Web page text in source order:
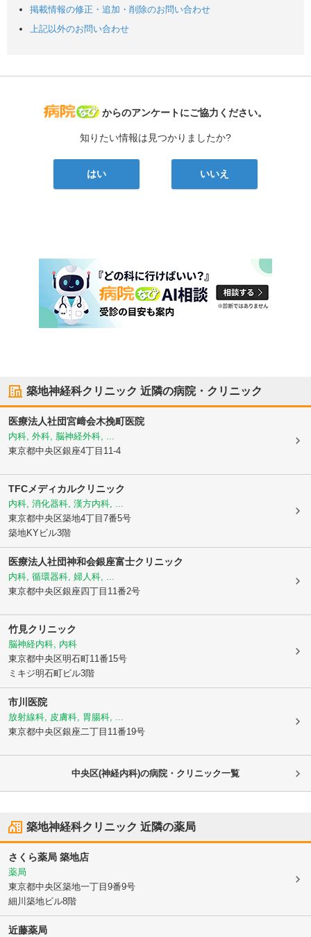
掲載情報の修正・追加・削除のお問い合わせ
上記以外のお問い合わせ
病院なび
からのアンケートにご協力ください。
知りたい情報は見つかりましたか?
はい いいえ
築地神経科クリニック 近隣の病院・クリニック
医療法人社団宮﨑会木挽町医院
内科, 外科, 脳神経外科, ...
東京都中央区銀座4丁目11-4
TFCメディカルクリニック
内科, 消化器科, 漢方内科, ...
東京都中央区築地4丁目7番5号
築地KYビル3階
医療法人社団神和会銀座富士クリニック
内科, 循環器科, 婦人科, ...
東京都中央区銀座四丁目11番2号
竹見クリニック
脳神経内科, 内科
東京都中央区明石町11番15号
ミキジ明石町ビル3階
市川医院
放射線科, 皮膚科, 胃腸科, ...
東京都中央区銀座二丁目11番19号
中央区(神経内科)の病院・クリニック一覧
築地神経科クリニック 近隣の薬局
さくら薬局 築地店
薬局
東京都中央区築地一丁目9番9号
細川築地ビル8階
近藤薬局